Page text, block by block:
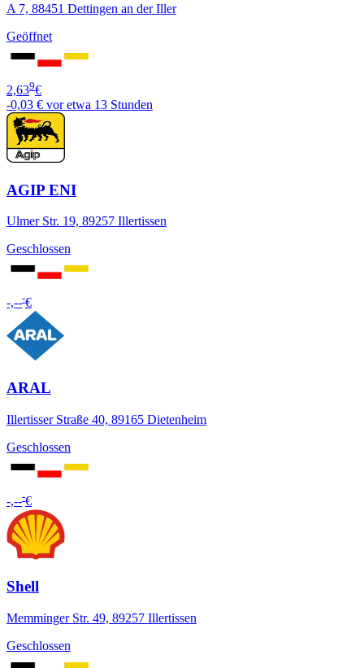
A 7, 88451 Dettingen an der Iller
Geöffnet
2,639€
-0,03 € vor etwa 13 Stunden
AGIP ENI
Ulmer Str. 19, 89257 Illertissen
Geschlossen
-,---€
ARAL
Illertisser Straße 40, 89165 Dietenheim
Geschlossen
-,---€
Shell
Memminger Str. 49, 89257 Illertissen
Geschlossen